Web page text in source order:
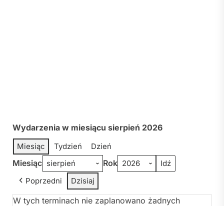
Wydarzenia w miesiącu sierpień 2026
Miesiąc Tydzień Dzień
Miesiąc Rok
Poprzedni Dzisiaj
W tych terminach nie zaplanowano żadnych